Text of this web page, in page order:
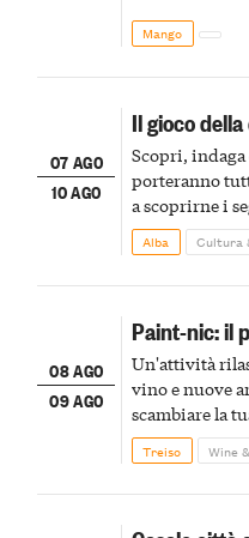
Mango
07 AGO
10 AGO
Il gioco
Scopri,
porteranno
a scoprirne i
Alba Cultura
08 AGO
09 AGO
Paint-nic: il
Un'attività
vino e nuove
scambiare la
Treiso Wine